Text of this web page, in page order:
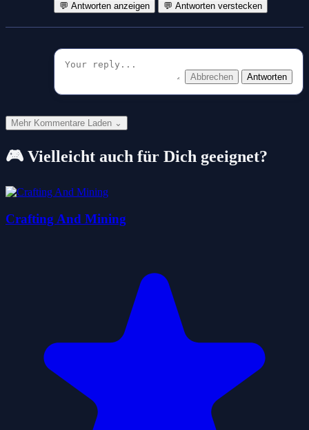
💬 Antworten anzeigen 💬 Antworten verstecken
Abbrechen Antworten
Mehr Kommentare Laden ⌄
🎮 Vielleicht auch für Dich geeignet?
Crafting And Mining